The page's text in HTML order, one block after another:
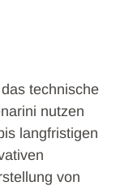
technische
nutzen
langfristigen
von